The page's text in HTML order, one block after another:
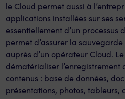
le Cloud permet aussi à
applications installées sur ses
essentiellement d’un
permet d’assurer la
auprès d’un opérateur Cloud.
dématérialiser l’enregistrement
contenus : base de données,
présentations, photos, tableurs,